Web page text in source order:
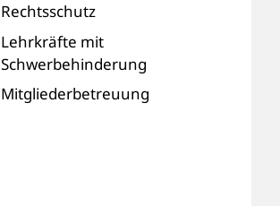
Rechtsschutz
Lehrkräfte mit
Schwerbehinderung
Mitgliederbetreuung